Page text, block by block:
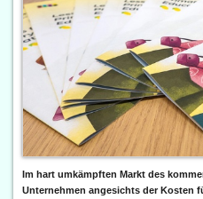
Im hart umkämpften Markt des
Unternehmen angesichts der Kosten